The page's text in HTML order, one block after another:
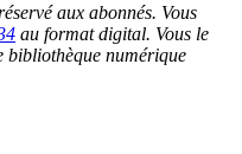
aux abonnés. Vous
au format digital. Vous le
bibliothèque numérique